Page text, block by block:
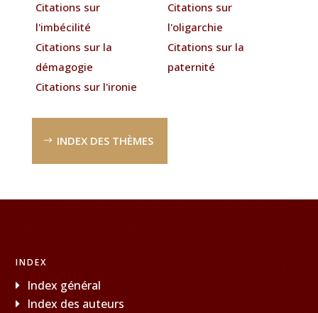
Citations sur
l'imbécilité
Citations sur la
démagogie
Citations sur l'ironie
Citations sur
l'oligarchie
Citations sur la
paternité
INDEX DES THÈMES
INDEX
Index général
Index des auteurs